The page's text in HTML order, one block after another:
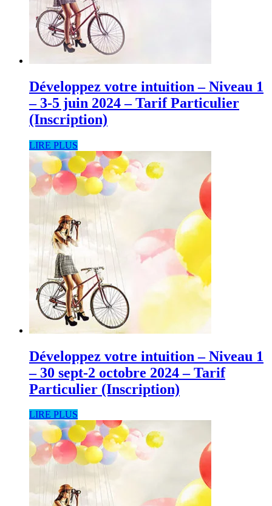
Développez votre intuition – Niveau 1
– 3-5 juin 2024 – Tarif Particulier
(Inscription)
LIRE PLUS
Développez votre intuition – Niveau 1
– 30 sept-2 octobre 2024 – Tarif
Particulier (Inscription)
LIRE PLUS